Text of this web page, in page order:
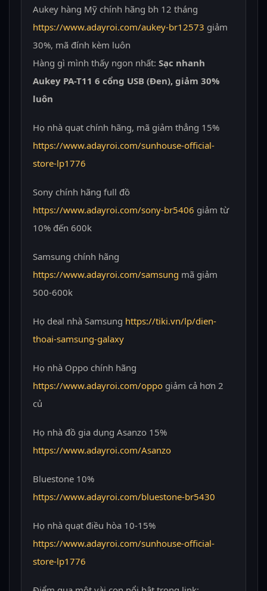
Aukey hàng Mỹ chính hãng bh 12 tháng
https://www.adayroi.com/aukey-br12573 giảm
30%, mã đính kèm luôn
Hàng gì mình thấy ngon nhất: Sạc nhanh
Aukey PA-T11 6 cổng USB (Đen), giảm 30%
luôn
Họ nhà quạt chính hãng, mã giảm thẳng 15%
https://www.adayroi.com/sunhouse-official-
store-lp1776
Sony chính hãng full đồ
https://www.adayroi.com/sony-br5406 giảm từ
10% đến 600k
Samsung chính hãng
https://www.adayroi.com/samsung mã giảm
500-600k
Họ deal nhà Samsung https://tiki.vn/lp/dien-
thoai-samsung-galaxy
Họ nhà Oppo chính hãng
https://www.adayroi.com/oppogiảm cả hơn 2
củ
Họ nhà đồ gia dụng Asanzo 15%
https://www.adayroi.com/Asanzo
Bluestone 10%
https://www.adayroi.com/bluestone-br5430
Họ nhà quạt điều hòa 10-15%
https://www.adayroi.com/sunhouse-official-
store-lp1776